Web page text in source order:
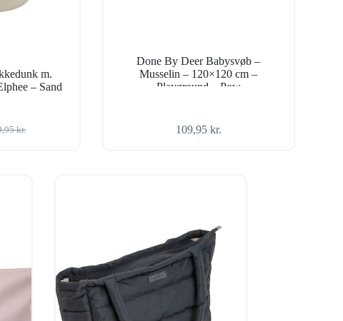
m.
– Sand
kr.
Done By Deer Babysvøb –
Musselin – 120×120 cm –
Playground – Pow
109,95 kr.